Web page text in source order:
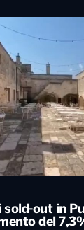
out in
del